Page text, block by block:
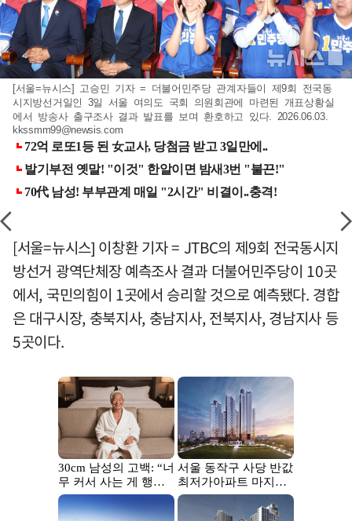
[서울=뉴시스] 고승민 기자 = 더불어민주당 관계자들이 제9회 전국동
시지방선거일인 3일 서울 여의도 국회 의원회관에 마련된 개표상황실
에서 방송사 출구조사 결과 발표를 보며 환호하고 있다. 2026.06.03.
kkssmm99@newsis.com
[서울=뉴시스] 이창환 기자 = JTBC의 제9회 전국동시지
방선거 광역단체장 예측조사 결과 더불어민주당이 10곳
에서, 국민의힘이 1곳에서 승리할 것으로 예측됐다. 경합
은 대구시장, 충북지사, 충남지사, 전북지사, 경남지사 등
5곳이다.